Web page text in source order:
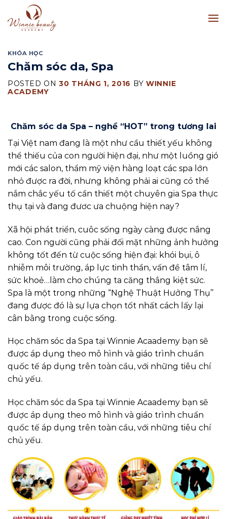
to
content
KHÓA HỌC
Chăm sóc da, Spa
POSTED ON 30 THÁNG 1, 2016 BYWINNIE
ACADEMY
Chăm sóc da Spa – nghề “HOT” trong tương lai
Tại Việt nam đang là một như cầu thiết yếu không
thể thiếu của con người hiện đại, như một luồng gió
mới các salon, thẩm mỹ viện hàng loạt các spa lớn
nhỏ được ra đời, nhưng không phải ai cũng có thể
nắm chắc yếu tố cần thiết một chuyên gia Spa thực
thụ tại và đang đươc ưa chuộng hiện nay?
Xã hội phát triển, cuôc sống ngày càng được nâng
cao. Con người cũng phải đối mặt những ảnh hưởng
không tốt đến từ cuộc sống hiện đại: khói bụi, ô
nhiễm môi trường, áp lực tinh thần, vấn đề tâm lí,
sức khoẻ…làm cho chúng ta căng thẳng kiệt sức.
Spa là một trong những “Nghệ Thuật Hưởng Thụ’’
đang được đó là sự lựa chọn tốt nhất cách lấy lại
cân bằng trong cuộc sống.
Học chăm sóc da Spa tại Winnie Acaademy bạn sẽ
được áp dụng theo mô hình và giáo trình chuẩn
quốc tế áp dụng trên toàn cầu, với những tiêu chí
chủ yếu.
Học chăm sóc da Spa tại Winnie Acaademy bạn sẽ
được áp dụng theo mô hình và giáo trình chuẩn
quốc tế áp dụng trên toàn cầu, với những tiêu chí
chủ yếu.